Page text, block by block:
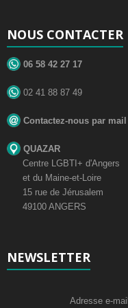
NOUS CONTACTER
06 58 42 27 17
02 41 88 87 49
Contactez-nous par mail
QUAZAR
Centre LGBTI+ d'Angers
et du Maine-et-Loire
15 rue de Jérusalem
49100 ANGERS
NEWSLETTER
Adresse e-mail